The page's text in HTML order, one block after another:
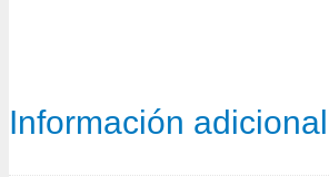
Información adicional